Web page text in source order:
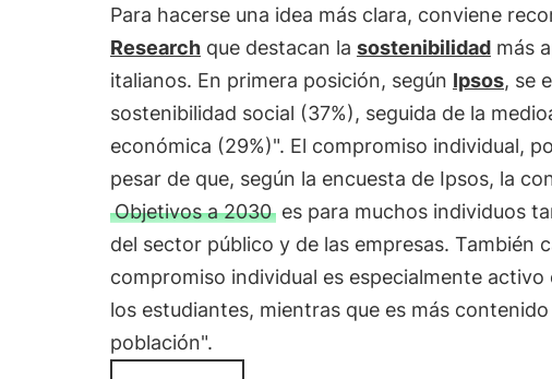
Para hacerse una idea más clara, conviene
Researchque destacan la sostenibilidadmás
italianos. En primera posición, según Ipsos, se
sostenibilidad social (37%), seguida de la
económica (29%)". El compromiso individual,
pesar de que, según la encuesta de Ipsos, la
Objetivos a 2030es para muchos individuos
del sector público y de las empresas. También
compromiso individual es especialmente activo
los estudiantes, mientras que es más
población".